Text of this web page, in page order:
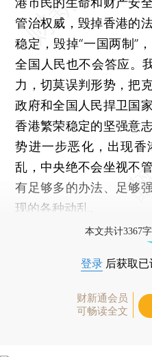
管治权威，毁掉香港的
稳定，毁掉“一国两制”
全国人民也不会答应。
力，切莫误判形势，把
政府和全国人民捍卫国
香港繁荣稳定的坚强意
势进一步恶化，出现
乱，中央绝不会坐视不
有足够多的办法、足够
现的各种动乱。
本文共计3367
登录 后获取
财新通会员
可畅读全文